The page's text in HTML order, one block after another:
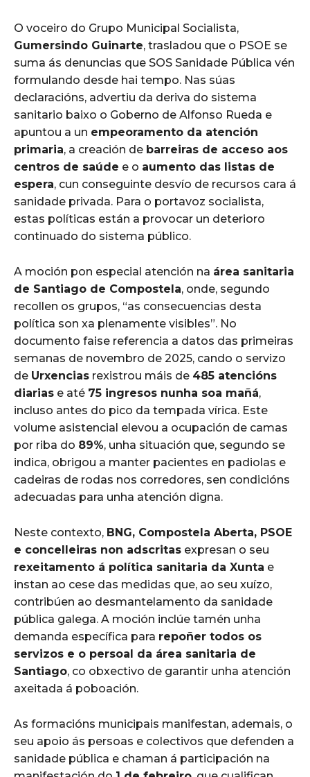
O voceiro do Grupo Municipal Socialista,
Gumersindo Guinarte, trasladou que o PSOE se
suma ás denuncias que SOS Sanidade Pública vén
formulando desde hai tempo. Nas súas
declaracións, advertiu da deriva do sistema
sanitario baixo o Goberno de Alfonso Rueda e
apuntou a un empeoramento da atención
primaria, a creación de barreiras de acceso aos
centros de saúde e o aumento das listas de
espera, cun conseguinte desvío de recursos cara á
sanidade privada. Para o portavoz socialista,
estas políticas están a provocar un deterioro
continuado do sistema público.
A moción pon especial atención na área sanitaria
de Santiago de Compostela, onde, segundo
recollen os grupos, “as consecuencias desta
política son xa plenamente visibles”. No
documento faise referencia a datos das primeiras
semanas de novembro de 2025, cando o servizo
de Urxencias rexistrou máis de 485 atencións
diarias e até 75 ingresos nunha soa mañá,
incluso antes do pico da tempada vírica. Este
volume asistencial elevou a ocupación de camas
por riba do 89%, unha situación que, segundo se
indica, obrigou a manter pacientes en padiolas e
cadeiras de rodas nos corredores, sen condicións
adecuadas para unha atención digna.
Neste contexto, BNG, Compostela Aberta, PSOE
e concelleiras non adscritas expresan o seu
rexeitamento á política sanitaria da Xunta e
instan ao cese das medidas que, ao seu xuízo,
contribúen ao desmantelamento da sanidade
pública galega. A moción inclúe tamén unha
demanda específica para repoñer todos os
servizos e o persoal da área sanitaria de
Santiago, co obxectivo de garantir unha atención
axeitada á poboación.
As formacións municipais manifestan, ademais, o
seu apoio ás persoas e colectivos que defenden a
sanidade pública e chaman á participación na